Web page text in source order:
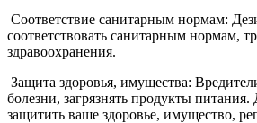
Соответствие санитарным нормам:
соответствовать санитарным нормам,
здравоохранения.
Защита здоровья, имущества:
болезни, загрязнять продукты
защитить ваше здоровье, имущество,